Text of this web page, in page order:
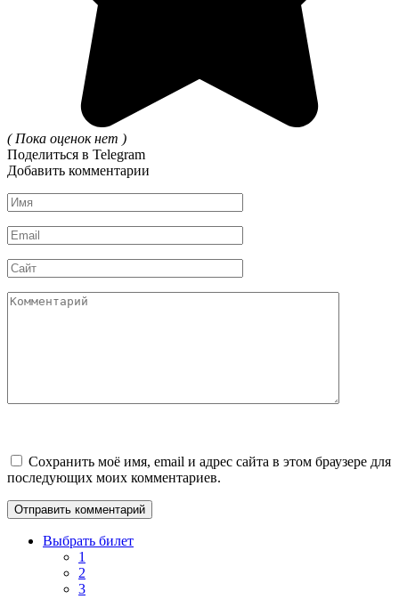
( Пока оценок нет )
Поделиться в Telegram
Добавить комментарии
Имя
*
Email
*
Сайт
Комментарий
Сохранить моё имя, email и адрес сайта в этом браузере для
последующих моих комментариев.
Выбрать билет
1
2
3